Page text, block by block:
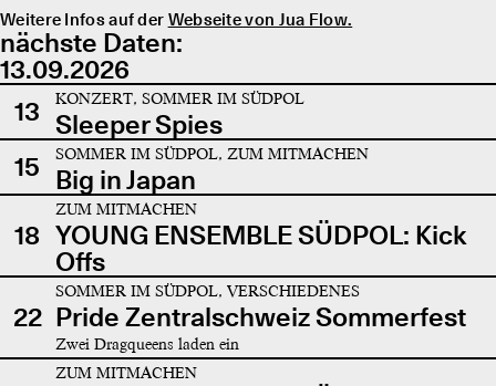
Weitere Infos auf der Webseite von Jua Flow.
nächste Daten:
13.09.2026
13
KONZERT, SOMMER IM SÜDPOL
Sleeper Spies
15
SOMMER IM SÜDPOL, ZUM MITMACHEN
Big in Japan
18
ZUM MITMACHEN
YOUNG ENSEMBLE SÜDPOL: Kick
Offs
22
SOMMER IM SÜDPOL, VERSCHIEDENES
Pride Zentralschweiz Sommerfest
Zwei Dragqueens laden ein
ZUM MITMACHEN